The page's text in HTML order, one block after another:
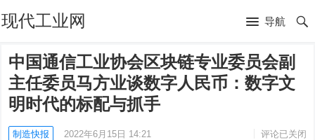
现代工业网 导航
中国通信工业协会区块链专业委员会副
主任委员马方业谈数字人民币：数字文
明时代的标配与抓手
制造快报 2022年6月15日 14:21 评论已关闭